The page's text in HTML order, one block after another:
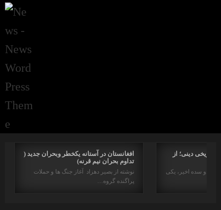
افغانستان در آستانه یکخطر وبحران جدید (
تداوم بحران نیم قرنه)
نوشته از بصیر دهزاد آغاز جنگ ها و حملات
پراگنده گروه…
دینی؛ از
در دو سده اخیر، یکی